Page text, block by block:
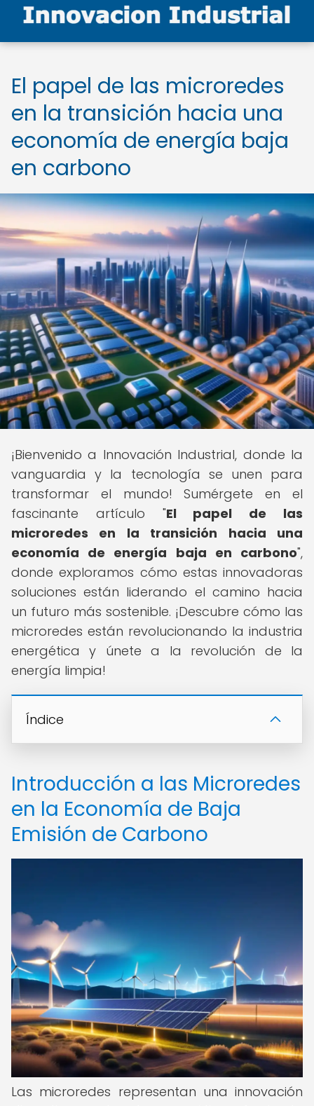
El papel de las microredes
en la transición hacia una
economía de energía baja
en carbono
¡Bienvenido a Innovación Industrial, donde la
vanguardia y la tecnología se unen para
transformar el mundo! Sumérgete en el
fascinante artículo "El papel de las
microredes en la transición hacia una
economía de energía baja en carbono",
donde exploramos cómo estas innovadoras
soluciones están liderando el camino hacia
un futuro más sostenible. ¡Descubre cómo las
microredes están revolucionando la industria
energética y únete a la revolución de la
energía limpia!
Índice
Introducción a las Microredes
en la Economía de Baja
Emisión de Carbono
Las microredes representan una innovación